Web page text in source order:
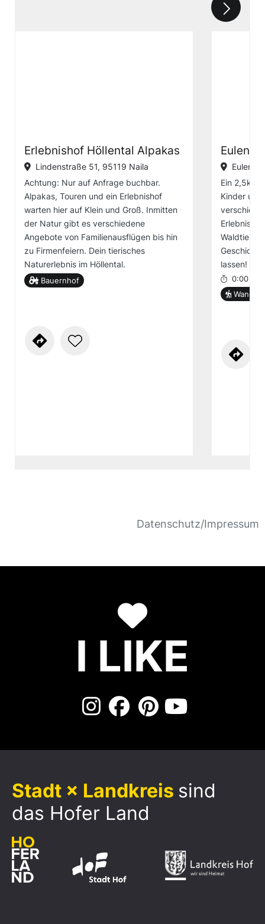
Erlebnishof Höllental Alpakas
Lindenstraße 51, 95119 Naila
Achtung: Nur auf Anfrage buchbar.
Alpakas, Touren und ein Erlebnishof
warten hier auf Klein und Groß. Inmitten
der Natur gibt es verschiedene
Angebote von Familienausflügen bis hin
zu Firmenfeiern. Dein tierisches
Naturerlebnis im Höllental.
Bauernhof
Ein 2,5km
Kinder
Waldtiere
lassen!
0:00 h
Datenschutz/Impressum
I LIKE
Stadt × Landkreis sind
das Hofer Land